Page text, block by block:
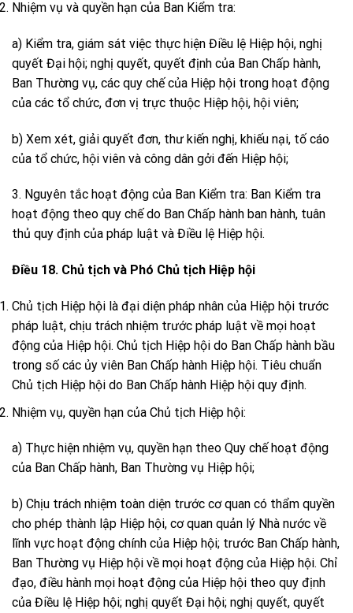
Nhiệm vụ và quyền hạn của Ban Kiểm tra:
a) Kiểm tra, giám sát việc thực hiện Điều lệ Hiệp hội, nghị
quyết Đại hội; nghị quyết, quyết định của Ban Chấp hành,
Ban Thường vụ, các quy chế của Hiệp hội trong hoạt động
của các tổ chức, đơn vị trực thuộc Hiệp hội, hội viên;
b) Xem xét, giải quyết đơn, thư kiến nghị, khiếu nại, tố cáo
của tổ chức, hội viên và công dân gởi đến Hiệp hội;
3. Nguyên tắc hoạt động của Ban Kiểm tra: Ban Kiểm tra
hoạt động theo quy chế do Ban Chấp hành ban hành, tuân
thủ quy định của pháp luật và Điều lệ Hiệp hội.
Điều 18. Chủ tịch và Phó Chủ tịch Hiệp hội
Chủ tịch Hiệp hội là đại diện pháp nhân của Hiệp hội trước
pháp luật, chịu trách nhiệm trước pháp luật về mọi hoạt
động của Hiệp hội. Chủ tịch Hiệp hội do Ban Chấp hành bầu
trong số các ủy viên Ban Chấp hành Hiệp hội. Tiêu chuẩn
Chủ tịch Hiệp hội do Ban Chấp hành Hiệp hội quy định.
Nhiệm vụ, quyền hạn của Chủ tịch Hiệp hội:
a) Thực hiện nhiệm vụ, quyền hạn theo Quy chế hoạt động
của Ban Chấp hành, Ban Thường vụ Hiệp hội;
b) Chịu trách nhiệm toàn diện trước cơ quan có thẩm quyền
cho phép thành lập Hiệp hội, cơ quan quản lý Nhà nước về
lĩnh vực hoạt động chính của Hiệp hội; trước Ban Chấp hành,
Ban Thường vụ Hiệp hội về mọi hoạt động của Hiệp hội. Chỉ
đạo, điều hành mọi hoạt động của Hiệp hội theo quy định
của Điều lệ Hiệp hội; nghị quyết Đại hội; nghị quyết, quyết